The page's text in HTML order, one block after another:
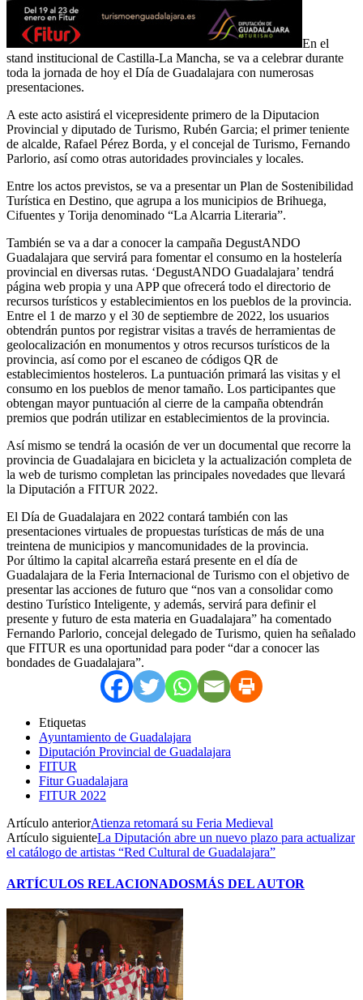
En el
stand institucional de Castilla-La Mancha, se va a celebrar durante
toda la jornada de hoy el Día de Guadalajara con numerosas
presentaciones.
A este acto asistirá el vicepresidente primero de la Diputacion
Provincial y diputado de Turismo, Rubén Garcia; el primer teniente
de alcalde, Rafael Pérez Borda, y el concejal de Turismo, Fernando
Parlorio, así como otras autoridades provinciales y locales.
Entre los actos previstos, se va a presentar un Plan de Sostenibilidad
Turística en Destino, que agrupa a los municipios de Brihuega,
Cifuentes y Torija denominado “La Alcarria Literaria”.
También se va a dar a conocer la campaña DegustANDO
Guadalajara que servirá para fomentar el consumo en la hostelería
provincial en diversas rutas. ‘DegustANDO Guadalajara’ tendrá
página web propia y una APP que ofrecerá todo el directorio de
recursos turísticos y establecimientos en los pueblos de la provincia.
Entre el 1 de marzo y el 30 de septiembre de 2022, los usuarios
obtendrán puntos por registrar visitas a través de herramientas de
geolocalización en monumentos y otros recursos turísticos de la
provincia, así como por el escaneo de códigos QR de
establecimientos hosteleros. La puntuación primará las visitas y el
consumo en los pueblos de menor tamaño. Los participantes que
obtengan mayor puntuación al cierre de la campaña obtendrán
premios que podrán utilizar en establecimientos de la provincia.
Así mismo se tendrá la ocasión de ver un documental que recorre la
provincia de Guadalajara en bicicleta y la actualización completa de
la web de turismo completan las principales novedades que llevará
la Diputación a FITUR 2022.
El Día de Guadalajara en 2022 contará también con las
presentaciones virtuales de propuestas turísticas de más de una
treintena de municipios y mancomunidades de la provincia.
Por último la capital alcarreña estará presente en el día de
Guadalajara de la Feria Internacional de Turismo con el objetivo de
presentar las acciones de futuro que “nos van a consolidar como
destino Turístico Inteligente, y además, servirá para definir el
presente y futuro de esta materia en Guadalajara” ha comentado
Fernando Parlorio, concejal delegado de Turismo, quien ha señalado
que FITUR es una oportunidad para poder “dar a conocer las
bondades de Guadalajara”.
Etiquetas
Ayuntamiento de Guadalajara
Diputación Provincial de Guadalajara
FITUR
Fitur Guadalajara
FITUR 2022
Artículo anteriorAtienza retomará su Feria Medieval
Artículo siguienteLa Diputación abre un nuevo plazo para actualizar
el catálogo de artistas “Red Cultural de Guadalajara”
ARTÍCULOS RELACIONADOSMÁS DEL AUTOR